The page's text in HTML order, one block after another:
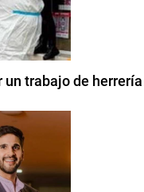
un trabajo de